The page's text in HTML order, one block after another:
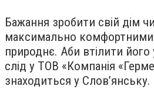
Бажання зробити свій дім
максимально
природнє. Аби втілити
слід у ТОВ «Компанія
знаходиться у Слов’янську.